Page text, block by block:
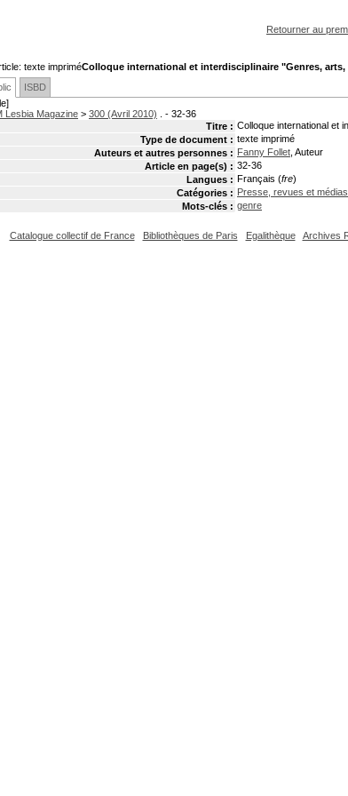
Retourner au
Colloque international et interdisciplinaire "Genres, arts,
ISBD
Lesbia Magazine > 300 (Avril 2010) . - 32-36
Titre : Colloque international et
Type de document : texte imprimé
Auteurs et autres personnes : Fanny Follet , Auteur
Article en page(s) : 32-36
Langues : Français (fre)
Catégories : Presse, revues et
Mots-clés : genre
Catalogue collectif de France Bibliothèques de Paris Egalithèque Archives